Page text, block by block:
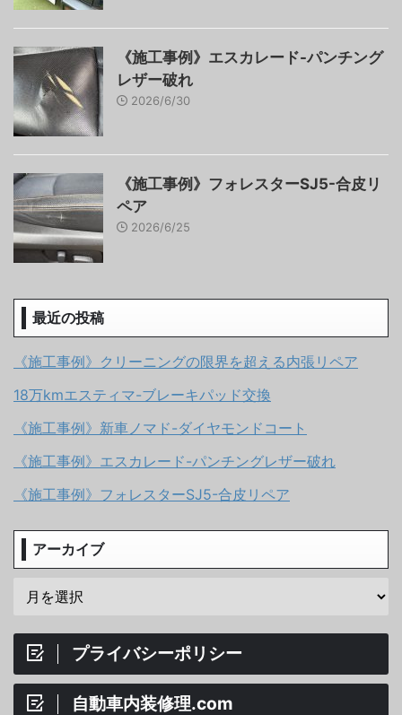
《施工事例》エスカレード-パンチング
レザー破れ
2026/6/30
《施工事例》フォレスターSJ5-合皮リ
ペア
2026/6/25
最近の投稿
《施工事例》クリーニングの限界を超える内張リペア
18万kmエスティマ-ブレーキパッド交換
《施工事例》新車ノマド-ダイヤモンドコート
《施工事例》エスカレード-パンチングレザー破れ
《施工事例》フォレスターSJ5-合皮リペア
アーカイブ
プライバシーポリシー
自動車内装修理.com